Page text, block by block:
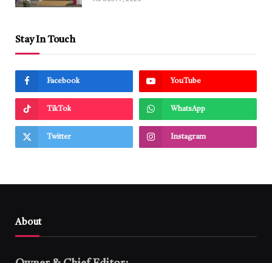
Stay In Touch
Facebook YouTube
TikTok WhatsApp
Twitter Instagram
About